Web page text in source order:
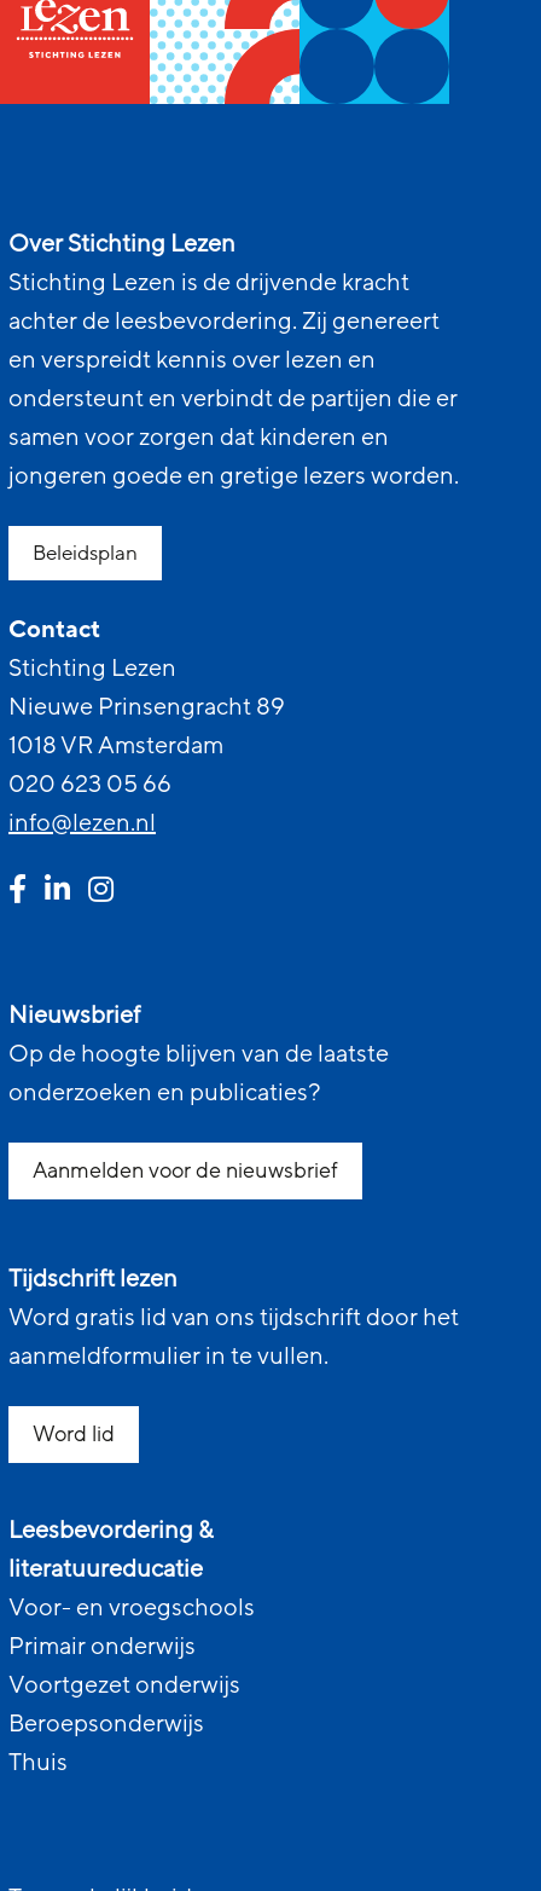
Over Stichting Lezen
Stichting Lezen is de drijvende kracht
achter de leesbevordering. Zij genereert
en verspreidt kennis over lezen en
ondersteunt en verbindt de partijen die er
samen voor zorgen dat kinderen en
jongeren goede en gretige lezers worden.
Beleidsplan
Contact
Stichting Lezen
Nieuwe Prinsengracht 89
1018 VR Amsterdam
020 623 05 66
info@lezen.nl
Nieuwsbrief
Op de hoogte blijven van de laatste
onderzoeken en publicaties?
Aanmelden voor de nieuwsbrief
Tijdschrift lezen
Word gratis lid van ons tijdschrift door het
aanmeldformulier in te vullen.
Word lid
Leesbevordering &
literatuureducatie
Voor- en vroegschools
Primair onderwijs
Voortgezet onderwijs
Beroepsonderwijs
Thuis